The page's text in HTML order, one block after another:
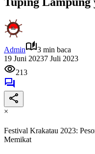
Admin
3 min baca
19 Juni 20237 Juli 2023
213
×
Festival Krakatau 2023:
Memikat